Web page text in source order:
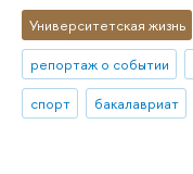
Университетская жизнь
репортаж о событии
спорт
бакалавриат